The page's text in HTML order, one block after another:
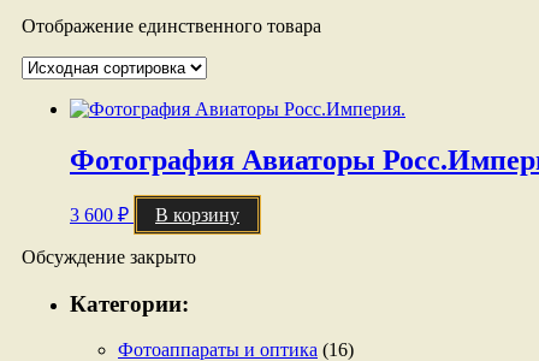
Отображение единственного товара
Фотография Авиаторы
3 600 ₽ В корзину
Обсуждение закрыто
Категории:
Фотоаппараты и оптика (16)